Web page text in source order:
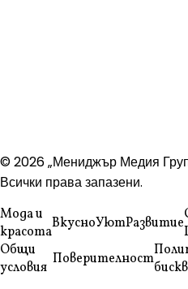
© 2026 „Мениджър Медия
Всички права запазени.
Мода и
красотаВкусноУютРазвитие
Общи
условия Поверителност